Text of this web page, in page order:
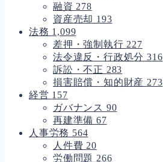
融資 278
資産売却 193
法務 1,099
差押・強制執行 227
法令違反・行政処分316
訴訟・不正 283
損害賠償・知的財産 273
経営 157
ガバナンス 90
再建準備 67
人事労務 564
人件費 20
労働問題 266